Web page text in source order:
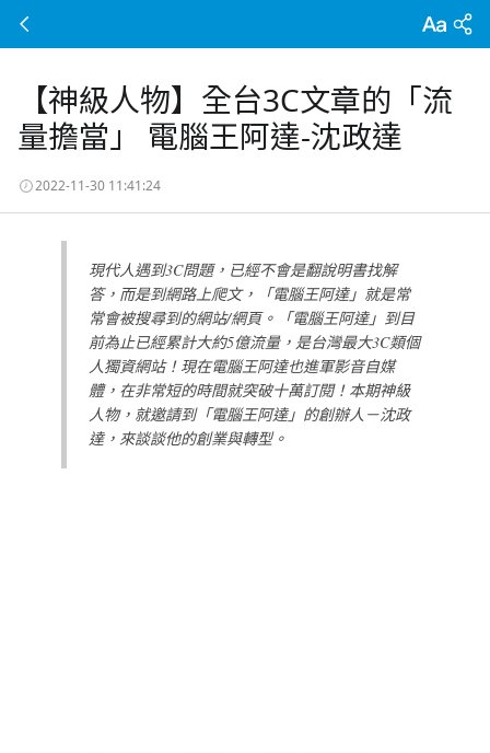
【神級人物】全台3C文章的「流
量擔當」 電腦王阿達-沈政達
2022-11-30 11:41:24
現代人遇到3C問題，已經不會是翻說明書找解
答，而是到網路上爬文，「電腦王阿達」就是常
常會被搜尋到的網站/網頁。「電腦王阿達」到目
前為止已經累計大約5億流量，是台灣最大3C類個
人獨資網站！現在電腦王阿達也進軍影音自媒
體，在非常短的時間就突破十萬訂閱！本期神級
人物，就邀請到「電腦王阿達」的創辦人－沈政
達，來談談他的創業與轉型。